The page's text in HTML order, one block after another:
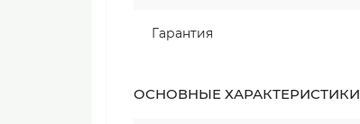
Гарантия
ОСНОВНЫЕ ХАРАКТЕРИСТИКИ